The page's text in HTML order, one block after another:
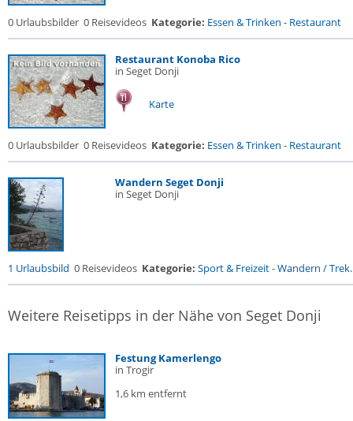
0 Urlaubsbilder 0 Reisevideos Kategorie: Essen & Trinken - Restaurant
Restaurant Konoba Rico
in Seget Donji
Karte
0 Urlaubsbilder 0 Reisevideos Kategorie: Essen & Trinken - Restaurant
Wandern Seget Donji
in Seget Donji
1 Urlaubsbild 0 Reisevideos Kategorie: Sport & Freizeit-Wandern /
Weitere Reisetipps in der Nähe von Seget Donji
Festung Kamerlengo
in Trogir
1,6 km entfernt